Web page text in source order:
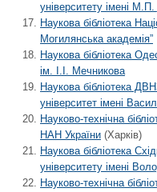
університету імені
Наукова бібліотека
Могилянська академія”
Наукова бібліотека
ім. І.І. Мечникова
Наукова бібліотека
університет імені
Науково-технічна
НАН України (Харків)
Наукова бібліотека
університету імені
Науково-технічна